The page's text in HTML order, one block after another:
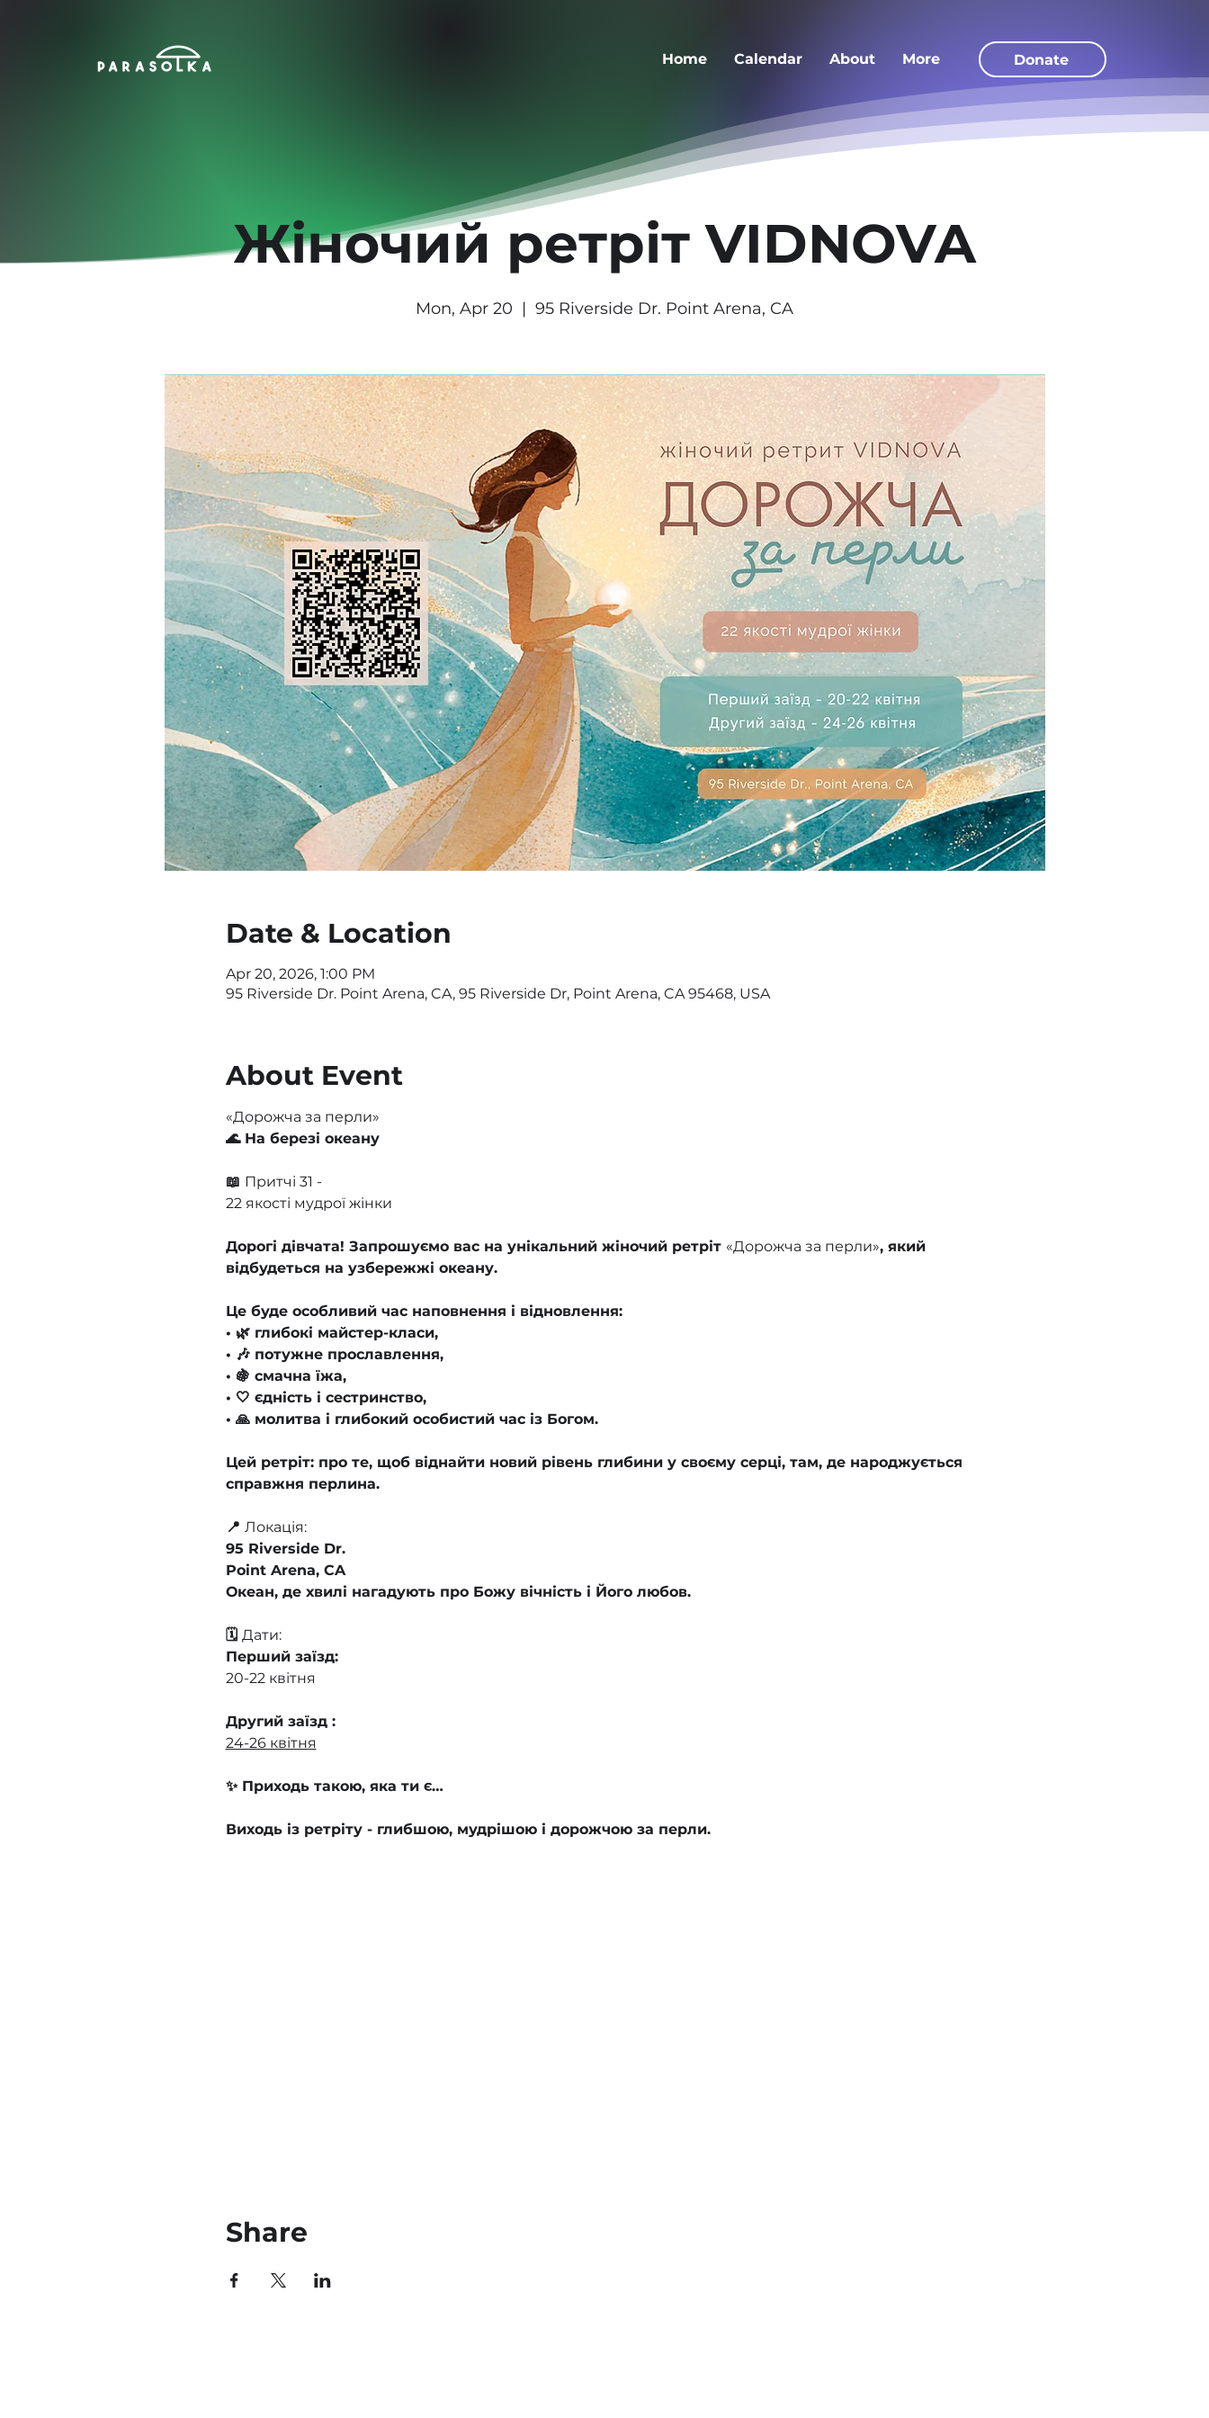
Home Calendar About More Donate
Жіночий ретріт VIDNOVA
Mon, Apr 20
  |
95 Riverside Dr. Point Arena, CA
Date & Location
Apr 20, 2026, 1:00 PM
95 Riverside Dr. Point Arena, CA, 95 Riverside Dr, Point Arena, CA 95468, USA
About Event
«Дорожча за перли»
🌊 На березі океану
📖 Притчі 31 -
22 якості мудрої жінки
Дорогі дівчата! Запрошуємо вас на унікальний жіночий ретріт «Дорожча за перли», який
відбудеться на узбережжі океану.
Це буде особливий час наповнення і відновлення:
• 🌿 глибокі майстер-класи,
• 🎶 потужне прославлення,
• 🍇 смачна їжа,
• 🤍 єдність і сестринство,
• 🙏 молитва і глибокий особистий час із Богом.
Цей ретріт: про те, щоб віднайти новий рівень глибини у своєму серці, там, де народжується
справжня перлина.
📍 Локація:
95 Riverside Dr.
Point Arena, CA
Океан, де хвилі нагадують про Божу вічність і Його любов.
🗓 Дати:
Перший заїзд:
20-22 квітня
Другий заїзд :
24-26 квітня
✨ Приходь такою, яка ти є…
Виходь із ретріту - глибшою, мудрішою і дорожчою за перли.
Share